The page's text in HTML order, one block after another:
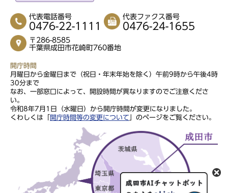
代表電話番号
0476-22-1111
代表ファクス番号
0476-24-1655
〒286-8585
千葉県成田市花崎町760番地
開庁時間
月曜日から金曜日まで（祝日・年末年始を除く）午前9時から午後4時
30分まで
なお、一部窓口によって、開設時間が異なりますのでご注意くださ
い。
令和8年7月1日（水曜日）から開庁時間が変更になりました。
くわしくは「
開庁時間等の変更について 」のページをご覧ください。